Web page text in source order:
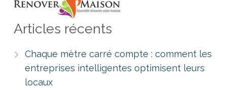
Articles récents
Chaque mètre carré compte : comment les
entreprises intelligentes optimisent leurs
locaux